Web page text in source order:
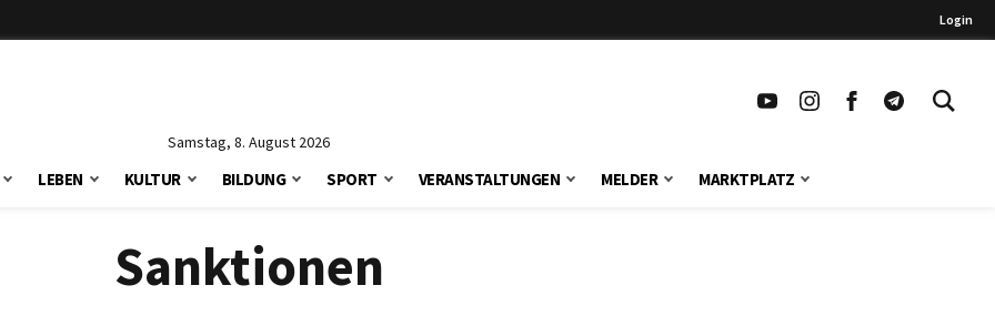
Login
Samstag, 8. August 2026
LEBEN KULTUR BILDUNG SPORT VERANSTALTUNGEN MELDER MARKTPLATZ
Sanktionen